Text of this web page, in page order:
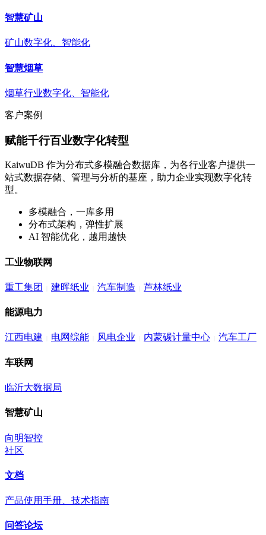
智慧矿山
矿山数字化、智能化
智慧烟草
烟草行业数字化、智能化
客户案例
赋能千行百业数字化转型
KaiwuDB 作为分布式多模融合数据库，为各行业客户提供一
站式数据存储、管理与分析的基座，助力企业实现数字化转
型。
多模融合，一库多用
分布式架构，弹性扩展
AI 智能优化，越用越快
工业物联网
重工集团 建晖纸业 汽车制造 芦林纸业
能源电力
江西电建 电网综能 风电企业 内蒙碳计量中心 汽车工厂
车联网
临沂大数据局
智慧矿山
向明智控
社区
文档
产品使用手册、技术指南
问答论坛